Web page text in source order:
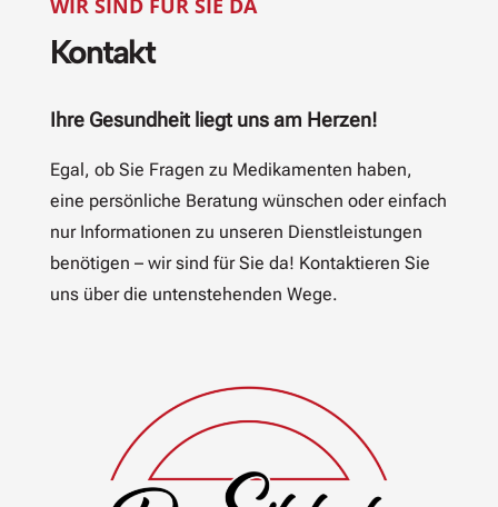
WIR SIND FÜR SIE DA
Kontakt
Ihre Gesundheit liegt uns am Herzen!
Egal, ob Sie Fragen zu Medikamenten haben,
eine persönliche Beratung wünschen oder einfach
nur Informationen zu unseren Dienstleistungen
benötigen – wir sind für Sie da! Kontaktieren Sie
uns über die untenstehenden Wege.